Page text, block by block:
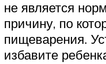
не является
причину, по
пищеварения.
избавите